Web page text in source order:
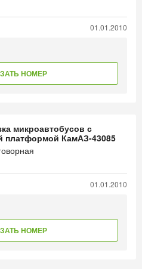
01.01.2010
НОМЕР
микроавтобусов с
платформой КамАЗ-43085
01.01.2010
НОМЕР